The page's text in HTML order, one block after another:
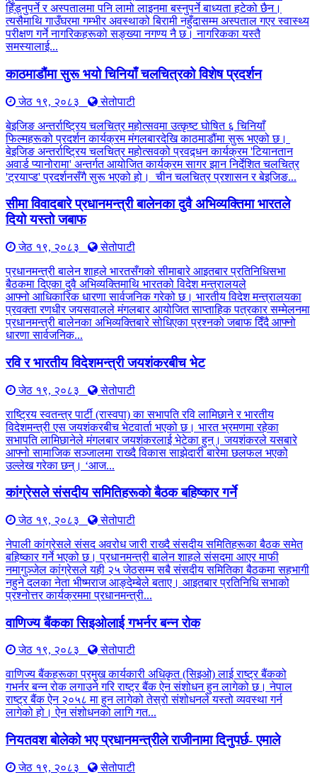
हिँड्नुपर्ने र अस्पतालमा पनि लामो लाइनमा बस्नुपर्ने बाध्यता हटेको छैन।
त्यसैमाथि गाउँघरमा गम्भीर अवस्थाको बिरामी नहुँदासम्म अस्पताल गएर स्वास्थ्य
परीक्षण गर्ने नागरिकहरूको सङ्ख्या नगण्य नै छ। नागरिकका यस्तै
समस्यालाई...
काठमाडौंमा सुरू भयो चिनियाँ चलचित्रको विशेष प्रदर्शन
जेठ १९, २०८३
सेतोपाटी
बेइजिङ अन्तर्राष्ट्रिय चलचित्र महोत्सवमा उत्कृष्ट घोषित ६ चिनियाँ
फिल्महरूको प्रदर्शन कार्यक्रम मंगलबारदेखि काठमाडौंमा सुरू भएको छ।
बेइजिङ अन्तर्राष्ट्रिय चलचित्र महोत्सवको प्रवद्र्धन कार्यक्रम 'टियानतान
अवार्ड प्यानोरामा' अन्तर्गत आयोजित कार्यक्रम सागर झान निर्देशित चलचित्र
'ट्रयाप्ड' प्रदर्शनसँगै सुरू भएको हो। चीन चलचित्र प्रशासन र बेइजिङ...
सीमा विवादबारे प्रधानमन्त्री बालेनका दुवै अभिव्यक्तिमा भारतले
दियो यस्तो जबाफ
जेठ १९, २०८३
सेतोपाटी
प्रधानमन्त्री बालेन शाहले भारतसँगको सीमाबारे आइतबार प्रतिनिधिसभा
बैठकमा दिएका दुवै अभिव्यक्तिमाथि भारतको विदेश मन्त्रालयले
आफ्नो आधिकारिक धारणा सार्वजनिक गरेको छ। भारतीय विदेश मन्त्रालयका
प्रवक्ता रणधीर जयसवालले मंगलबार आयोजित साप्ताहिक पत्रकार सम्मेलनमा
प्रधानमन्त्री बालेनका अभिव्यक्तिबारे सोधिएका प्रश्नको जबाफ दिँदै आफ्नो
धारणा सार्वजनिक...
रवि र भारतीय विदेशमन्त्री जयशंकरबीच भेट
जेठ १९, २०८३
सेतोपाटी
राष्ट्रिय स्वतन्त्र पार्टी (रास्वपा) का सभापति रवि लामिछाने र भारतीय
विदेशमन्त्री एस जयशंकरबीच भेटवार्ता भएको छ। भारत भ्रमणमा रहेका
सभापति लामिछानेले मंगलबार जयशंकरलाई भेटेका हुन्। जयशंकरले यसबारे
आफ्नो सामाजिक सञ्जालमा राख्दै विकास साझेदारी बारेमा छलफल भएको
उल्लेख गरेका छन्। ‘आज...
कांग्रेसले संसदीय समितिहरूकाे बैठक बहिष्कार गर्ने
जेठ १९, २०८३
सेतोपाटी
नेपाली कांग्रेसले संसद अवरोध जारी राख्दै संसदीय समितिहरूका बैठक समेत
बहिष्कार गर्ने भएको छ। प्रधानमन्त्री बालेन शाहले संसदमा आएर माफी
नमागुञ्जेल कांग्रेसले यही २५ जेठसम्म सबै संसदीय समितिका बैठकमा सहभागी
नहुने दलका नेता भीष्मराज आङ्देम्बेले बताए। आइतबार प्रतिनिधि सभाको
प्रश्नोत्तर कार्यक्रममा प्रधानमन्त्री...
वाणिज्य बैंकका सिइओलाई गभर्नर बन्न रोक
जेठ १९, २०८३
सेतोपाटी
वाणिज्य बैंकहरूका प्रमुख कार्यकारी अधिकृत (सिइओ) लाई राष्ट्र बैंकको
गभर्नर बन्न रोक लगाउने गरि राष्ट्र बैंक ऐन संशोधन हुन लागेको छ। नेपाल
राष्ट्र बैंक ऐन २०५८ मा हुन लागेको तेस्रो संशोधनले यस्तो व्यवस्था गर्न
लागेको हो। ऐन संशोधनको लागि गत...
नियतवश बोलेको भए प्रधानमन्त्रीले राजीनामा दिनुपर्छ- एमाले
जेठ १९, २०८३
सेतोपाटी